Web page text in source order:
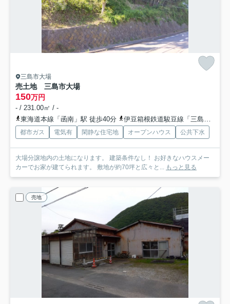
三島市大場
売土地 三島市大場
150万円
- / 231.00㎡ / -
東海道本線「函南」駅 徒歩40分
伊豆箱根鉄道駿豆線「三島二日町」駅 徒歩46分
都市ガス 電気有 閑静な住宅地 オープンハウス 公共下水
大場分譲地内の土地になります。 建築条件なし！ お好きなハウスメー
カーでお家が建てられます。 敷地が約70坪と広々と...
もっと見る
売地